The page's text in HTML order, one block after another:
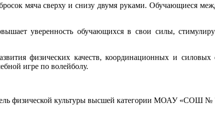
мяча сверху и снизу двумя руками. Обучающиеся
уверенность обучающихся в свои силы,
физических качеств, координационных и
игре по волейболу.
физической культуры высшей категории МОАУ «СОШ